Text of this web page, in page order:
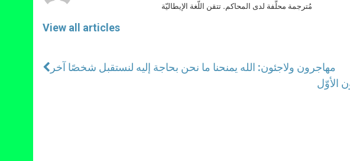
View all articles
مُترجمة محلَّفة لدى المحاكم. تتقن اللّغة الإيطاليّة
مهاجرون ولاجئون: الله يمنحنا ما نحن بحاجة إليه لنستقبل شخصًا آخر
الأوّل